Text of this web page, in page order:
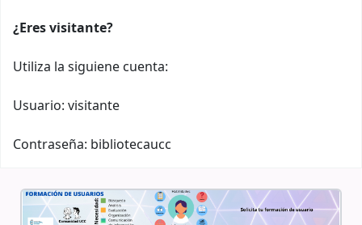
¿Eres visitante?
Utiliza la siguiene cuenta:
Usuario: visitante
Contraseña: bibliotecaucc